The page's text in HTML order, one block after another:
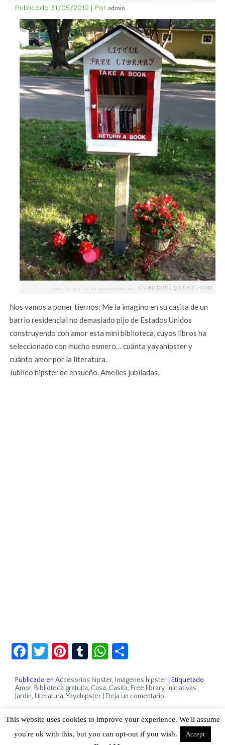
Publicado 31/05/2012 | Por admin
Nos vamos a poner tiernos: Me la imagino en su casita de un
barrio residencial no demasiado pijo de Estados Unidos
construyendo con amor esta mini biblioteca, cuyos libros ha
seleccionado con mucho esmero… cuánta yayahipster y
cuánto amor por la literatura.
Jubileo hipster de ensueño. Amelies jubiladas.
Facebook
Twitter
Pinterest
TumblrWhatsApp
Publicado en Accesorios hipster, Imágenes hipster
Etiquetado
Amor, Biblioteca gratuita, Casa, Casita, Free library, Iniciativas,
Jardín, Literatura,Yayahipster Deja un comentario
Sobre Cuánto Hipster | Aviso legal |Contacto
This website uses cookies to improve your experience. We'll assume
you're ok with this, but you can opt-out if you wish.
Accept